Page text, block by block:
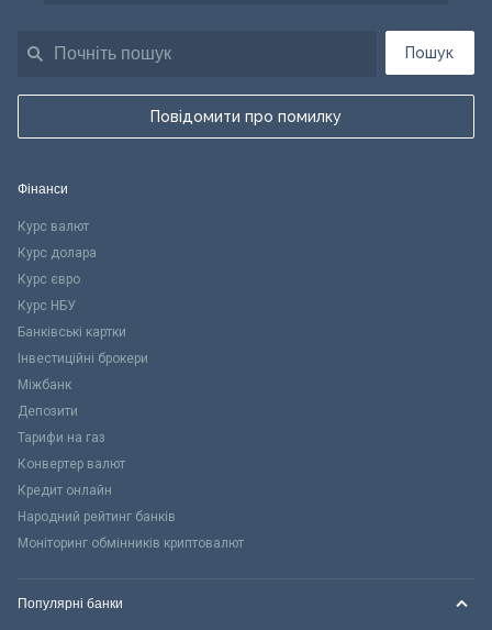
Пошук
Повідомити про помилку
Фінанси
Курс валют
Курс долара
Курс євро
Курс НБУ
Банківські картки
Інвестиційні брокери
Міжбанк
Депозити
Тарифи на газ
Конвертер валют
Кредит онлайн
Народний рейтинг банків
Моніторинг обмінників криптовалют
Популярні банки